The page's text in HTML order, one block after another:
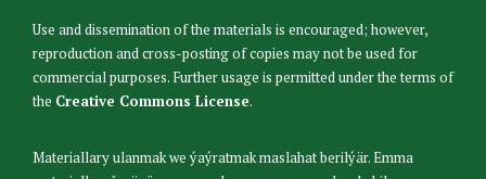
Use and dissemination of the materials is encouraged; however,
reproduction and cross-posting of copies may not be used for
commercial purposes. Further usage is permitted under the terms of
the Creative Commons License.
Materiallary ulanmak we ýaýratmak maslahat berilýär. Emma